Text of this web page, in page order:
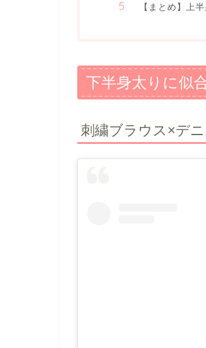
【まとめ】上
下半身太りに似
刺繍ブラウス×デ